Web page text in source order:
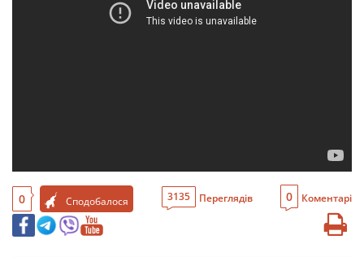
0 Сподобалося 3135 Переглядів 0 Коментарі